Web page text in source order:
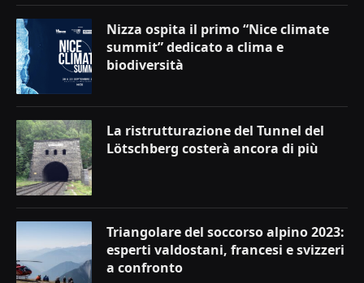
Nizza ospita il primo “Nice climate
summit” dedicato a clima e
biodiversità
La ristrutturazione del Tunnel del
Lötschberg costerà ancora di più
Triangolare del soccorso alpino 2023:
esperti valdostani, francesi e svizzeri
a confronto